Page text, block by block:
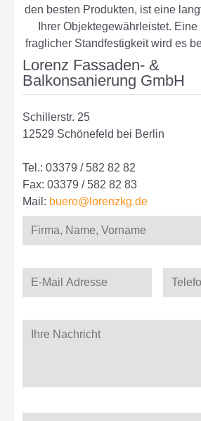
den besten Produkten, ist eine
Ihrer Objektegewährleistet.
fraglicher Standfestigkeit wird es
Lorenz Fassaden- &
Balkonsanierung GmbH
Schillerstr. 25
12529 Schönefeld bei Berlin
Tel.: 03379 / 582 82 82
Fax: 03379 / 582 82 83
Mail: buero@lorenzkg.de